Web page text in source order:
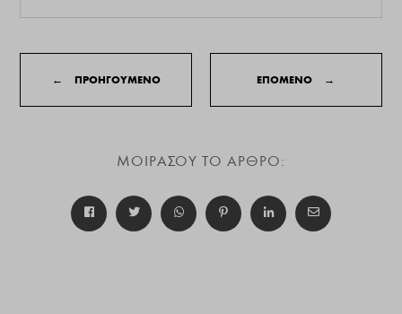
← ΠΡΟΗΓΟΥΜΕΝΟ ΕΠΟΜΕΝΟ →
ΜΟΙΡΑΣΟΥ ΤΟ ΑΡΘΡΟ: